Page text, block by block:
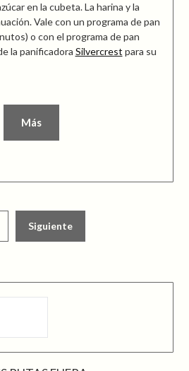
en la cubeta. La harina y la
Vale con un programa de pan
o con el programa de pan
la panificadora Silvercrest para su
Más
Siguiente